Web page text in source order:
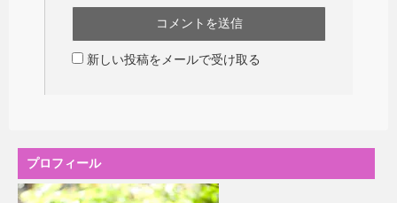
新しい投稿をメールで受け取る
プロフィール